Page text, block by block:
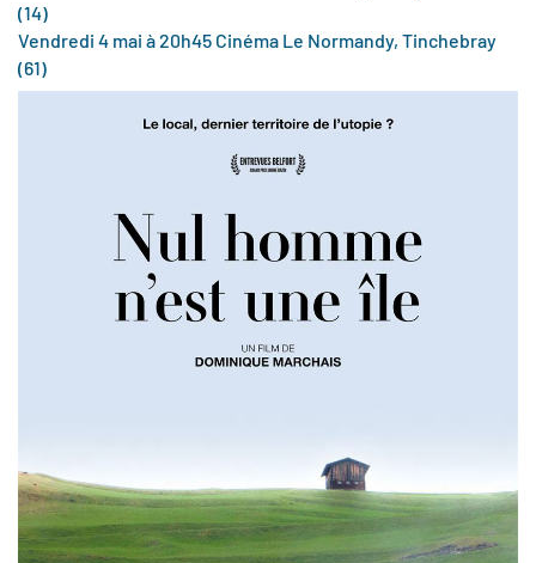
(14)
Vendredi 4 mai à 20h45 Cinéma Le Normandy, Tinchebray
(61)